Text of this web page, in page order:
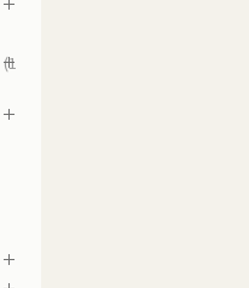
(1